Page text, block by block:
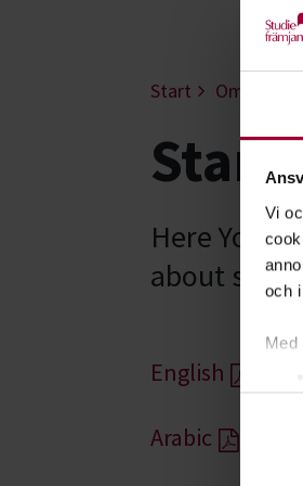
Vi
och
Med
Ta
Start Om oss
Start
Here You
about
English
Arabic